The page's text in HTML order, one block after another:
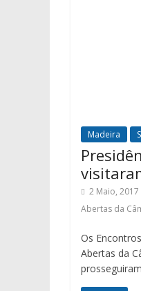
Madeira
2 Maio, 2017
Abertas da
Os
Abertas da